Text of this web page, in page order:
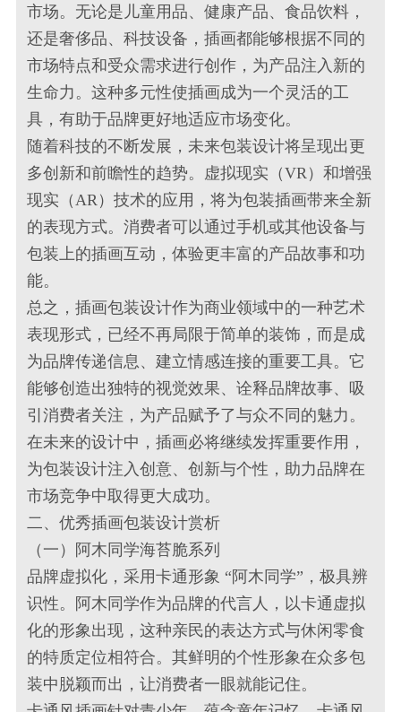
市场。无论是儿童用品、健康产品、食品饮料，
还是奢侈品、科技设备，插画都能够根据不同的
市场特点和受众需求进行创作，为产品注入新的
生命力。这种多元性使插画成为一个灵活的工
具，有助于品牌更好地适应市场变化。
随着科技的不断发展，未来包装设计将呈现出更
多创新和前瞻性的趋势。虚拟现实（VR）和增强
现实（AR）技术的应用，将为包装插画带来全新
的表现方式。消费者可以通过手机或其他设备与
包装上的插画互动，体验更丰富的产品故事和功
能。
总之，插画包装设计作为商业领域中的一种艺术
表现形式，已经不再局限于简单的装饰，而是成
为品牌传递信息、建立情感连接的重要工具。它
能够创造出独特的视觉效果、诠释品牌故事、吸
引消费者关注，为产品赋予了与众不同的魅力。
在未来的设计中，插画必将继续发挥重要作用，
为包装设计注入创意、创新与个性，助力品牌在
市场竞争中取得更大成功。
二、优秀插画包装设计赏析
（一）阿木同学海苔脆系列
品牌虚拟化，采用卡通形象 “阿木同学”，极具辨
识性。阿木同学作为品牌的代言人，以卡通虚拟
化的形象出现，这种亲民的表达方式与休闲零食
的特质定位相符合。其鲜明的个性形象在众多包
装中脱颖而出，让消费者一眼就能记住。